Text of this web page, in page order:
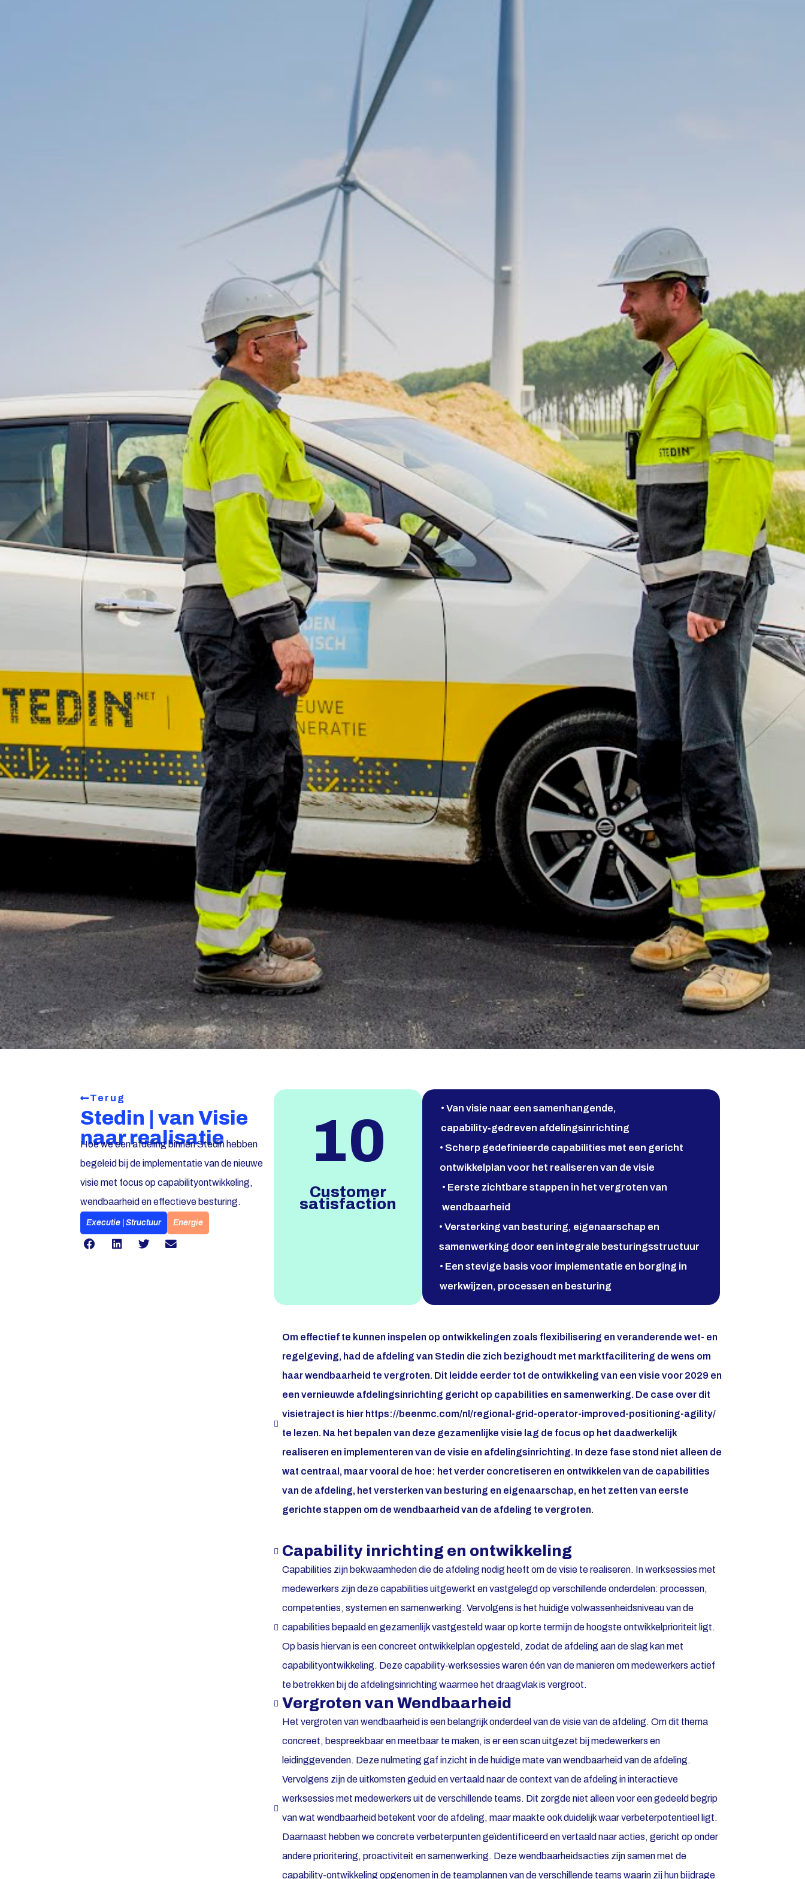
Terug
Stedin | van Visie
naar realisatie
Hoe we een afdeling binnen Stedin hebben
begeleid bij de implementatie van de nieuwe
visie met focus op capabilityontwikkeling,
wendbaarheid en effectieve besturing.
Executie | Structuur Energie
10
Customer
satisfaction
• Van visie naar een samenhangende,
capability‑gedreven afdelingsinrichting
• Scherp gedefinieerde capabilities met een gericht
ontwikkelplan voor het realiseren van de visie
• Eerste zichtbare stappen in het vergroten van
wendbaarheid
• Versterking van besturing, eigenaarschap en
samenwerking door een integrale besturingsstructuur
• Een stevige basis voor implementatie en borging in
werkwijzen, processen en besturing
Om effectief te kunnen inspelen op ontwikkelingen zoals flexibilisering en veranderende wet- en
regelgeving, had de afdeling van Stedin die zich bezighoudt met marktfacilitering de wens om
haar wendbaarheid te vergroten. Dit leidde eerder tot de ontwikkeling van een visie voor 2029 en
een vernieuwde afdelingsinrichting gericht op capabilities en samenwerking. De case over dit
visietraject is hier https://beenmc.com/nl/regional-grid-operator-improved-positioning-agility/
te lezen. Na het bepalen van deze gezamenlijke visie lag de focus op het daadwerkelijk
realiseren en implementeren van de visie en afdelingsinrichting. In deze fase stond niet alleen de
wat centraal, maar vooral de hoe: het verder concretiseren en ontwikkelen van de capabilities
van de afdeling, het versterken van besturing en eigenaarschap, en het zetten van eerste
gerichte stappen om de wendbaarheid van de afdeling te vergroten.
Capability inrichting en ontwikkeling
Capabilities zijn bekwaamheden die de afdeling nodig heeft om de visie te realiseren. In werksessies met
medewerkers zijn deze capabilities uitgewerkt en vastgelegd op verschillende onderdelen: processen,
competenties, systemen en samenwerking. Vervolgens is het huidige volwassenheidsniveau van de
capabilities bepaald en gezamenlijk vastgesteld waar op korte termijn de hoogste ontwikkelprioriteit ligt.
Op basis hiervan is een concreet ontwikkelplan opgesteld, zodat de afdeling aan de slag kan met
capabilityontwikkeling. Deze capability‑werksessies waren één van de manieren om medewerkers actief
te betrekken bij de afdelingsinrichting waarmee het draagvlak is vergroot.
Vergroten van Wendbaarheid
Het vergroten van wendbaarheid is een belangrijk onderdeel van de visie van de afdeling. Om dit thema
concreet, bespreekbaar en meetbaar te maken, is er een scan uitgezet bij medewerkers en
leidinggevenden. Deze nulmeting gaf inzicht in de huidige mate van wendbaarheid van de afdeling.
Vervolgens zijn de uitkomsten geduid en vertaald naar de context van de afdeling in interactieve
werksessies met medewerkers uit de verschillende teams. Dit zorgde niet alleen voor een gedeeld begrip
van wat wendbaarheid betekent voor de afdeling, maar maakte ook duidelijk waar verbeterpotentieel ligt.
Daarnaast hebben we concrete verbeterpunten geïdentificeerd en vertaald naar acties, gericht op onder
andere prioritering, proactiviteit en samenwerking. Deze wendbaarheidsacties zijn samen met de
capability-ontwikkeling opgenomen in de teamplannen van de verschillende teams waarin zij hun bijdrage